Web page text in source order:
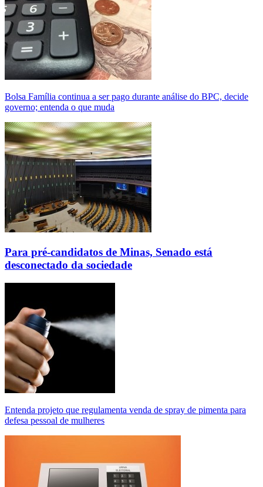
Bolsa Família continua a ser pago durante análise do BPC, decide
governo; entenda o que muda
Para pré-candidatos de Minas, Senado está
desconectado da sociedade
Entenda projeto que regulamenta venda de spray de pimenta para
defesa pessoal de mulheres